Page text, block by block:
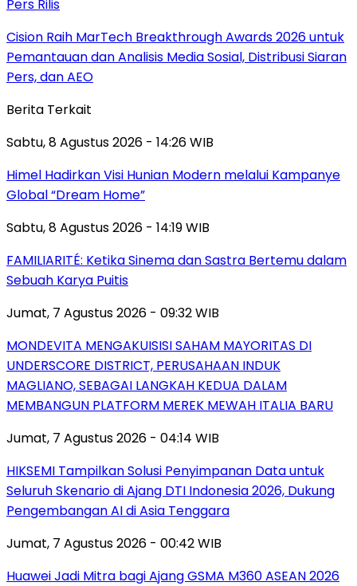
Pers Rilis
Cision Raih MarTech Breakthrough Awards 2026 untuk
Pemantauan dan Analisis Media Sosial, Distribusi Siaran
Pers, dan AEO
Berita Terkait
Sabtu, 8 Agustus 2026 - 14:26 WIB
Himel Hadirkan Visi Hunian Modern melalui Kampanye
Global “Dream Home”
Sabtu, 8 Agustus 2026 - 14:19 WIB
FAMILIARITÉ: Ketika Sinema dan Sastra Bertemu dalam
Sebuah Karya Puitis
Jumat, 7 Agustus 2026 - 09:32 WIB
MONDEVITA MENGAKUISISI SAHAM MAYORITAS DI
UNDERSCORE DISTRICT, PERUSAHAAN INDUK
MAGLIANO, SEBAGAI LANGKAH KEDUA DALAM
MEMBANGUN PLATFORM MEREK MEWAH ITALIA BARU
Jumat, 7 Agustus 2026 - 04:14 WIB
HIKSEMI Tampilkan Solusi Penyimpanan Data untuk
Seluruh Skenario di Ajang DTI Indonesia 2026, Dukung
Pengembangan AI di Asia Tenggara
Jumat, 7 Agustus 2026 - 00:42 WIB
Huawei Jadi Mitra bagi Ajang GSMA M360 ASEAN 2026